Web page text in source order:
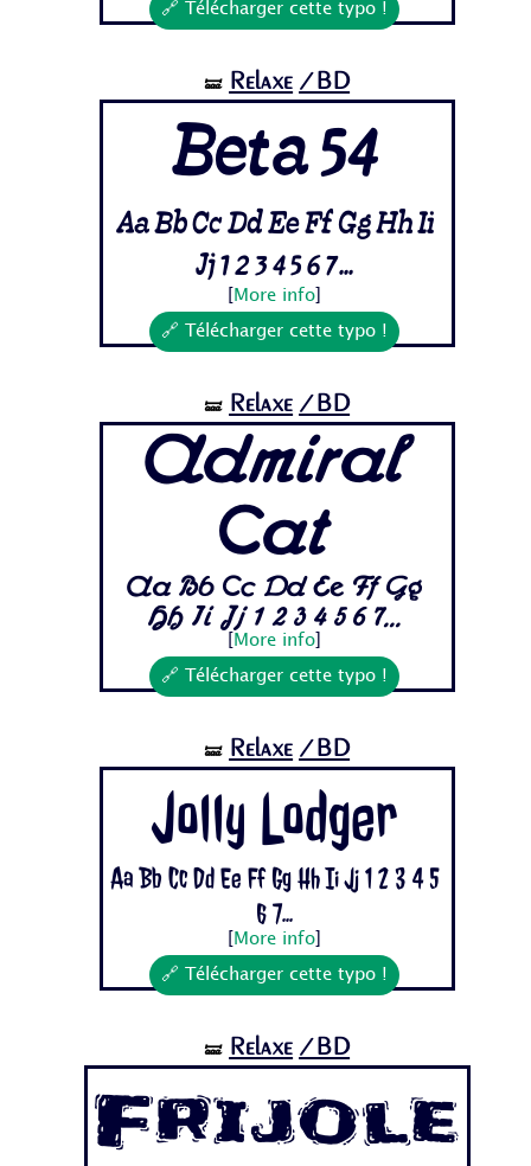
🔗 Télécharger cette typo !
🝛 Relaxe /BD
Beta 54
Aa Bb Cc Dd Ee Ff Gg Hh Ii
Jj 1 2 3 4 5 6 7...
More info
🔗 Télécharger cette typo !
🝛 Relaxe /BD
Admiral
Cat
Aa Bb Cc Dd Ee Ff Gg
Hh Ii Jj 1 2 3 4 5 6 7...
More info
🔗 Télécharger cette typo !
🝛 Relaxe /BD
Jolly Lodger
Aa Bb Cc Dd Ee Ff Gg Hh Ii Jj 1 2 3 4 5
6 7...
More info
🔗 Télécharger cette typo !
🝛 Relaxe /BD
Frijole